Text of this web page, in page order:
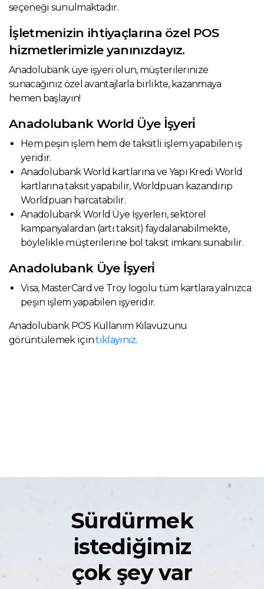
seçeneği sunulmaktadır.
İşletmenizin ihtiyaçlarına özel POS
hizmetlerimizle yanınızdayız.
Anadolubank üye işyeri olun, müşterilerinize
sunacağınız özel avantajlarla birlikte, kazanmaya
hemen başlayın!
Anadolubank World Üye İşyeri̇
Hem peşin işlem hem de taksitli işlem yapabilen iş
yeridir.
Anadolubank World kartlarına ve Yapı Kredi World
kartlarına taksit yapabilir, Worldpuan kazandırıp
Worldpuan harcatabilir.
Anadolubank World Üye İşyerleri, sektörel
kampanyalardan (artı taksit) faydalanabilmekte,
böylelikle müşterilerine bol taksit imkanı sunabilir.
Anadolubank Üye İşyeri̇
Visa, MasterCard ve Troy logolu tüm kartlara yalnızca
peşin işlem yapabilen işyeridir.
Anadolubank POS Kullanım Kılavuzunu
görüntülemek içintıklayınız.
Sürdürmek
istediğimiz
çok şey var